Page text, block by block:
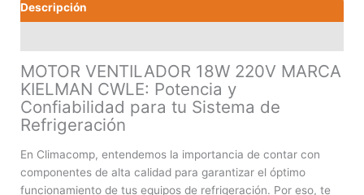
Descripción
MOTOR VENTILADOR 18W 220V MARCA
KIELMAN CWLE: Potencia y
Confiabilidad para tu Sistema de
Refrigeración
En Climacomp, entendemos la importancia de contar con
componentes de alta calidad para garantizar el óptimo
funcionamiento de tus equipos de refrigeración. Por eso, te